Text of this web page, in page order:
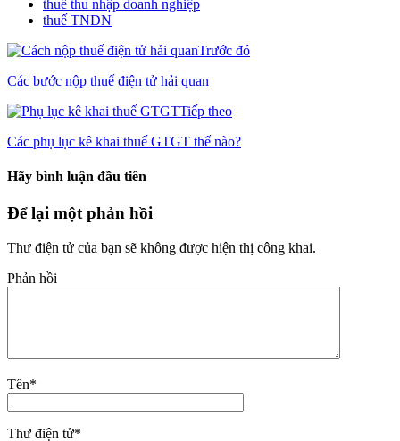
thuế thu nhập doanh nghiệp
thuế TNDN
Trước đó
Các bước nộp thuế điện tử hải quan
Tiếp theo
Các phụ lục kê khai thuế GTGT thế nào?
Hãy bình luận đầu tiên
Để lại một phản hồi
Thư điện tử của bạn sẽ không được hiện thị công khai.
Phản hồi
Tên*
Thư điện tử*